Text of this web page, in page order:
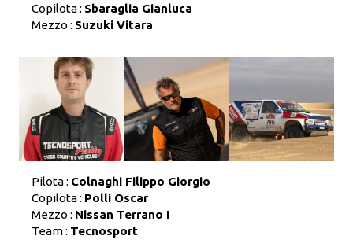
Copilota : Sbaraglia Gianluca
Mezzo : Suzuki Vitara
Pilota : Colnaghi Filippo Giorgio
Copilota : Polli Oscar
Mezzo : Nissan Terrano I
Team : Tecnosport